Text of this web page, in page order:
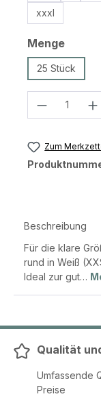
xxxl
Menge
25 Stück
Produkt
Zum
Beschreibung
Für die klare
rund in Weiß
Ideal zur gut…
Qualität
Umfassende
Preise